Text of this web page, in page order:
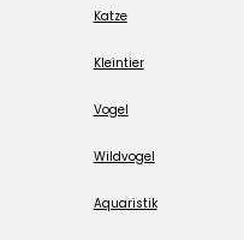
Katze
Kleintier
Vogel
Wildvogel
Aquaristik